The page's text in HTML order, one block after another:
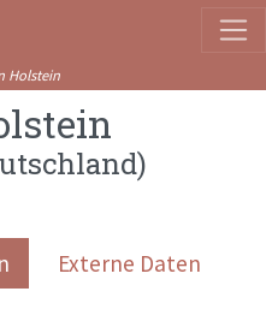
Holstein
)
Externe Daten